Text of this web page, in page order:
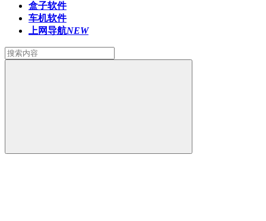
盒子软件
车机软件
上网导航NEW